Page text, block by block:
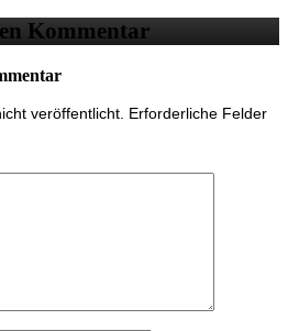
Kommentar
veröffentlicht. Erforderliche Felder